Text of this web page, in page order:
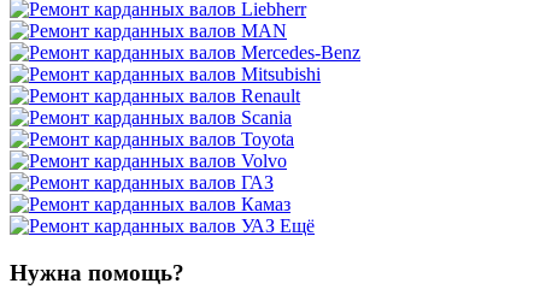
Ещё
Нужна помощь?